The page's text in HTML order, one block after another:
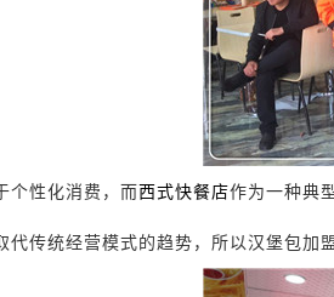
个性化消费，而西式快餐店作为一种典
传统经营模式的趋势，所以汉堡包加